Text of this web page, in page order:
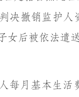
决撤销监护
女后被依法遣
每月基本生活